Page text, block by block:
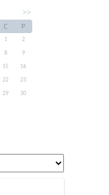
>>
C P
1
2
8
9
15
16
22
23
29
30